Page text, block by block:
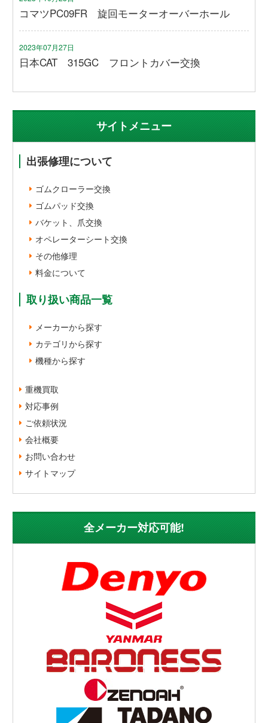
コマツPC09FR 旋回モーターオーバーホール
2023年07月27日
日本CAT 315GC フロントカバー交換
サイトメニュー
出張修理について
ゴムクローラー交換
ゴムパッド交換
バケット、爪交換
オペレーターシート交換
その他修理
料金について
取り扱い商品一覧
メーカーから探す
カテゴリから探す
機種から探す
重機買取
対応事例
ご依頼状況
会社概要
お問い合わせ
サイトマップ
全メーカー対応可能!